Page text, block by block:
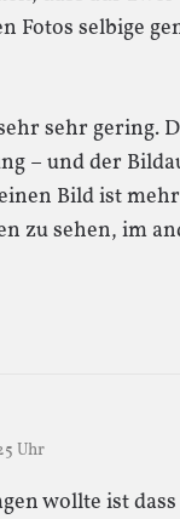
Fotos selbige
sehr gering.
– und der
Bild ist
zu sehen, im
Uhr
wollte ist